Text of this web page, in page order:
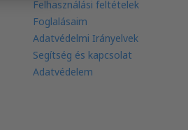
Felhasználási feltételek
Foglalásaim
Adatvédelmi Irányelvek
Segítség és kapcsolat
Adatvédelem